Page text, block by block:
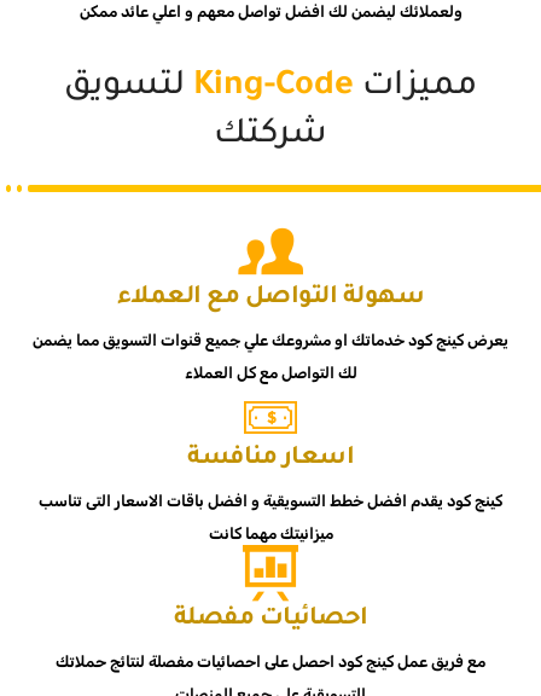
ولعملائك ليضمن لك افضل تواصل معهم و اعلي عائد ممكن
مميزات King-Code لتسويق
شركتك
سهولة التواصل مع العملاء
يعرض كينج كود خدماتك او مشروعك علي جميع قنوات التسويق مما يضمن
لك التواصل مع كل العملاء
اسعار منافسة
كينج كود يقدم افضل خطط التسويقية و افضل باقات الاسعار التى تناسب
ميزانيتك مهما كانت
احصائيات مفصلة
مع فريق عمل كينج كود احصل على احصائيات مفصلة لنتائج حملاتك